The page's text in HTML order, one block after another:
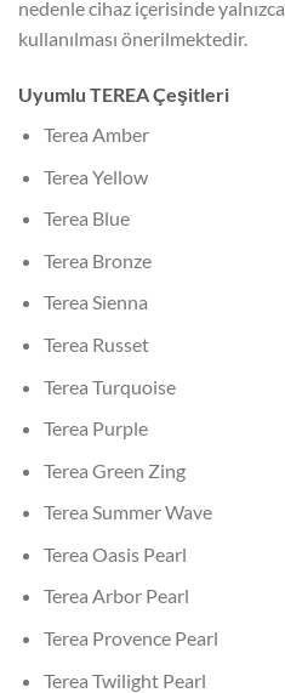
nedenle cihaz içerisinde
kullanılması önerilmektedir.
Uyumlu TEREA Çeşitleri
Terea Amber
Terea Yellow
Terea Blue
Terea Bronze
Terea Sienna
Terea Russet
Terea Turquoise
Terea Purple
Terea Green Zing
Terea Summer Wave
Terea Oasis Pearl
Terea Arbor Pearl
Terea Provence Pearl
Terea Twilight Pearl